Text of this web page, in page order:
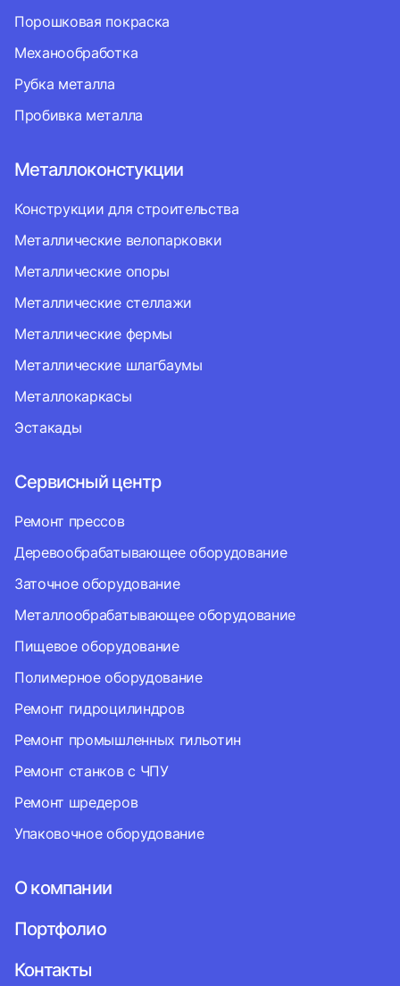
Порошковая покраска
Механообработка
Рубка металла
Пробивка металла
Металлоконстукции
Конструкции для строительства
Металлические велопарковки
Металлические опоры
Металлические стеллажи
Металлические фермы
Металлические шлагбаумы
Металлокаркасы
Эстакады
Сервисный центр
Ремонт прессов
Деревообрабатывающее оборудование
Заточное оборудование
Металлообрабатывающее оборудование
Пищевое оборудование
Полимерное оборудование
Ремонт гидроцилиндров
Ремонт промышленных гильотин
Ремонт станков с ЧПУ
Ремонт шредеров
Упаковочное оборудование
О компании
Портфолио
Контакты